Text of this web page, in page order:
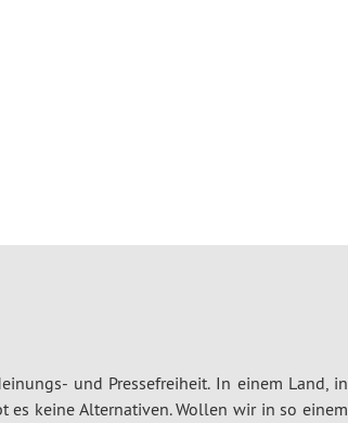
und Pressefreiheit. In einem Land, in
es keine Alternativen. Wollen wir in so einem